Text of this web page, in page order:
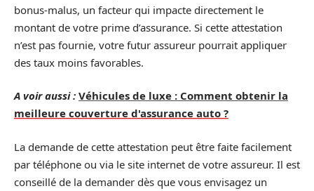
bonus-malus, un facteur qui impacte directement le
montant de votre prime d’assurance. Si cette attestation
n’est pas fournie, votre futur assureur pourrait appliquer
des taux moins favorables.
A voir aussi : Véhicules de luxe : Comment obtenir la
meilleure couverture d'assurance auto ?
La demande de cette attestation peut être faite facilement
par téléphone ou via le site internet de votre assureur. Il est
conseillé de la demander dès que vous envisagez un